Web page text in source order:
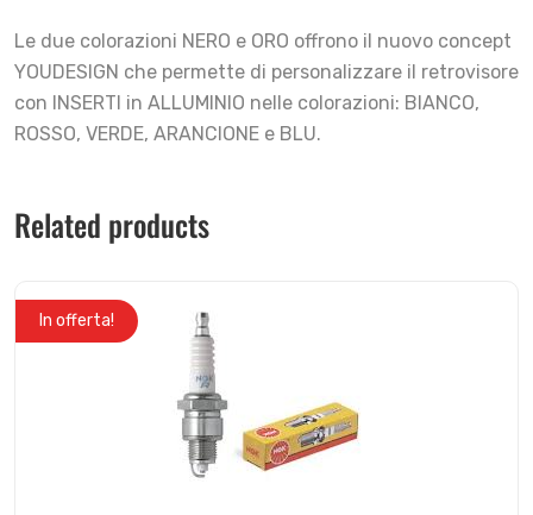
Le due colorazioni NERO e ORO offrono il nuovo concept
YOUDESIGN che permette di personalizzare il retrovisore
con INSERTI in ALLUMINIO nelle colorazioni: BIANCO,
ROSSO, VERDE, ARANCIONE e BLU.
Related products
In offerta!